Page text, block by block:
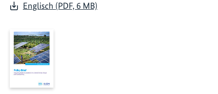
Englisch (PDF, 6 MB)